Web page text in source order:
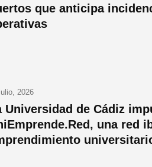
que anticipa
2026
Universidad de Cádiz
una red